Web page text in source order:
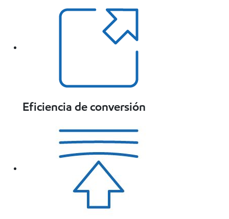
Eficiencia de conversión